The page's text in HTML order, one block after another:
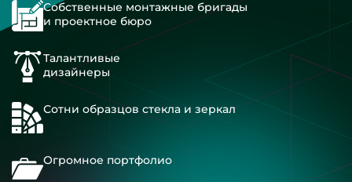
Собственные монтажные бригады
и проектное бюро
Талантливые
дизайнеры
Сотни образцов стекла и зеркал
Огромное портфолио